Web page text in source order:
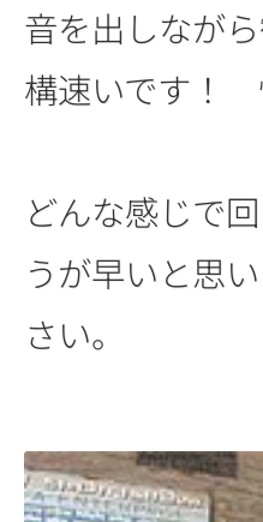
音を出しなが
構速いです！
どんな感じで
うが早いと思
さい。